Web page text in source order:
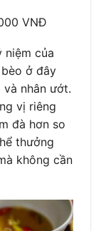
VNĐ
niệm của
bèo ở đây
nhân ướt.
vị riêng
đà hơn so
thưởng
không cần